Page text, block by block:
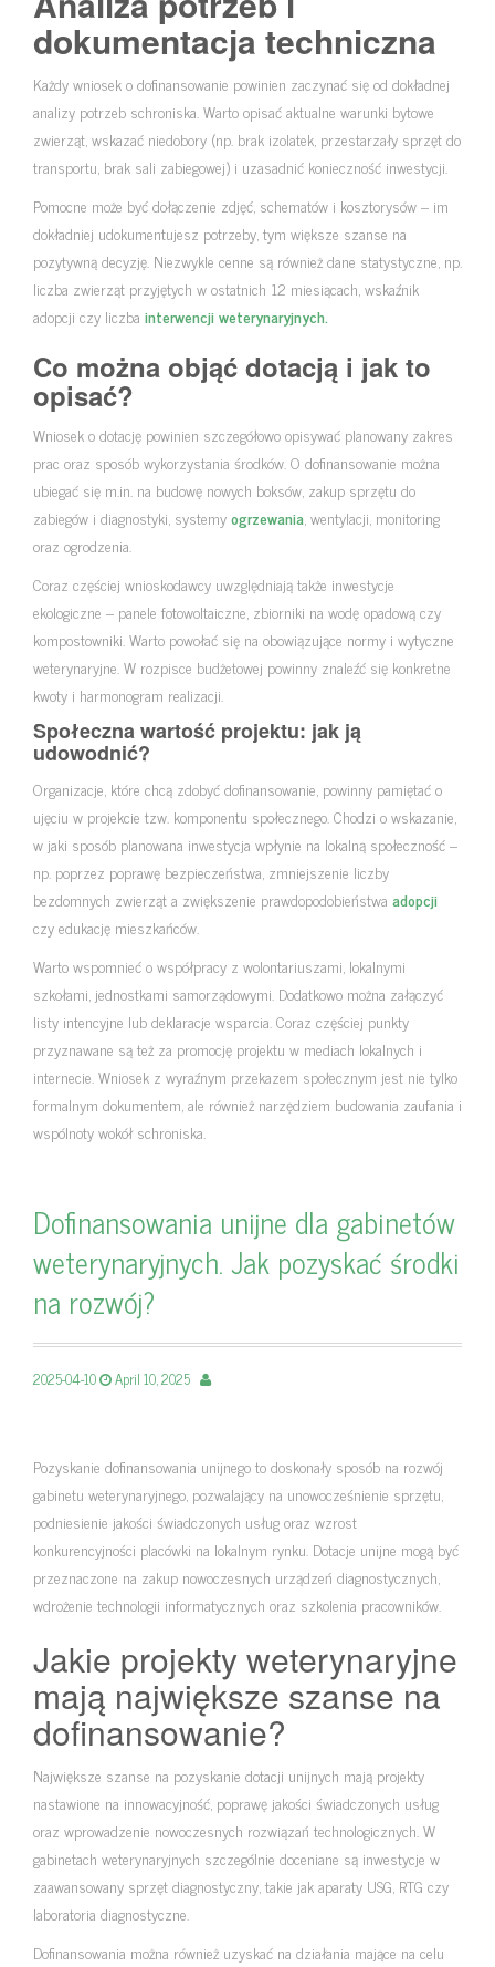
dokumentacja techniczna
Każdy wniosek o dofinansowanie powinien zaczynać się od dokładnej
analizy potrzeb schroniska. Warto opisać aktualne warunki bytowe
zwierząt, wskazać niedobory (np. brak izolatek, przestarzały sprzęt do
transportu, brak sali zabiegowej) i uzasadnić konieczność inwestycji.
Pomocne może być dołączenie zdjęć, schematów i kosztorysów – im
dokładniej udokumentujesz potrzeby, tym większe szanse na
pozytywną decyzję. Niezwykle cenne są również dane statystyczne, np.
liczba zwierząt przyjętych w ostatnich 12 miesiącach, wskaźnik
adopcji czy liczba interwencji weterynaryjnych.
Co można objąć dotacją i jak to
opisać?
Wniosek o dotację powinien szczegółowo opisywać planowany zakres
prac oraz sposób wykorzystania środków. O dofinansowanie można
ubiegać się m.in. na budowę nowych boksów, zakup sprzętu do
zabiegów i diagnostyki, systemyogrzewania, wentylacji, monitoring
oraz ogrodzenia.
Coraz częściej wnioskodawcy uwzględniają także inwestycje
ekologiczne – panele fotowoltaiczne, zbiorniki na wodę opadową czy
kompostowniki. Warto powołać się na obowiązujące normy i wytyczne
weterynaryjne. W rozpisce budżetowej powinny znaleźć się konkretne
kwoty i harmonogram realizacji.
Społeczna wartość projektu: jak ją
udowodnić?
Organizacje, które chcą zdobyć dofinansowanie, powinny pamiętać o
ujęciu w projekcie tzw. komponentu społecznego. Chodzi o wskazanie,
w jaki sposób planowana inwestycja wpłynie na lokalną społeczność –
np. poprzez poprawę bezpieczeństwa, zmniejszenie liczby
bezdomnych zwierząt a zwiększenie prawdopodobieństwa adopcji
czy edukację mieszkańców.
Warto wspomnieć o współpracy z wolontariuszami, lokalnymi
szkołami, jednostkami samorządowymi. Dodatkowo można załączyć
listy intencyjne lub deklaracje wsparcia. Coraz częściej punkty
przyznawane są też za promocję projektu w mediach lokalnych i
internecie. Wniosek z wyraźnym przekazem społecznym jest nie tylko
formalnym dokumentem, ale również narzędziem budowania zaufania i
wspólnoty wokół schroniska.
Dofinansowania unijne dla gabinetów
weterynaryjnych. Jak pozyskać środki
na rozwój?
2025-04-10 April 10, 2025
Pozyskanie dofinansowania unijnego to doskonały sposób na rozwój
gabinetu weterynaryjnego, pozwalający na unowocześnienie sprzętu,
podniesienie jakości świadczonych usług oraz wzrost
konkurencyjności placówki na lokalnym rynku. Dotacje unijne mogą być
przeznaczone na zakup nowoczesnych urządzeń diagnostycznych,
wdrożenie technologii informatycznych oraz szkolenia pracowników.
Jakie projekty weterynaryjne
mają największe szanse na
dofinansowanie?
Największe szanse na pozyskanie dotacji unijnych mają projekty
nastawione na innowacyjność, poprawę jakości świadczonych usług
oraz wprowadzenie nowoczesnych rozwiązań technologicznych. W
gabinetach weterynaryjnych szczególnie doceniane są inwestycje w
zaawansowany sprzęt diagnostyczny, takie jak aparaty USG, RTG czy
laboratoria diagnostyczne.
Dofinansowania można również uzyskać na działania mające na celu